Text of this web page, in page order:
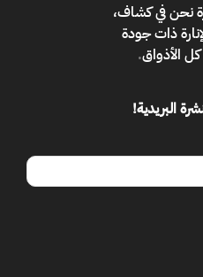
نحن في كشاف،
ذات جودة
الأذواق.
البريدية!